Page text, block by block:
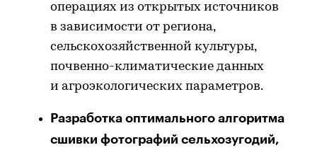
операциях из открытых источников
в зависимости от региона,
сельскохозяйственной культуры,
почвенно-климатические данных
и агроэкологических параметров.
Разработка оптимального алгоритма
сшивки фотографий сельхозугодий,